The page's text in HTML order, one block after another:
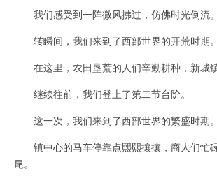
我们感受到一阵微风拂过，仿佛时光倒流。
转瞬间，我们来到了西部世界的开荒时期。
在这里，农田垦荒的人们辛勤耕种，新城镇
继续往前，我们登上了第二节台阶。
这一次，我们来到了西部世界的繁盛时期。
镇中心的马车停靠点熙熙攘攘，商人们忙
尾。